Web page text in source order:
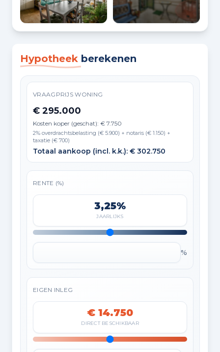
Hypotheek berekenen
VRAAGPRIJS WONING
€ 295.000
Kosten koper (geschat): € 7.750
2% overdrachtsbelasting (€ 5.900) + notaris (€ 1.150) +
taxatie (€ 700)
Totaal aankoop (incl. k.k.): € 302.750
RENTE (%)
3,25%
JAARLIJKS
%
EIGEN INLEG
€ 14.750
DIRECT BESCHIKBAAR